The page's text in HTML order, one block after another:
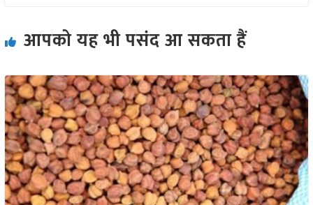
आपको यह भी पसंद आ सकता हैं